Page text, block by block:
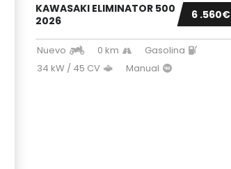
6 .560€
KAWASAKI ELIMINATOR 500
2026
Nuevo 0 km
Gasolina
34 kW / 45 CV
Manual